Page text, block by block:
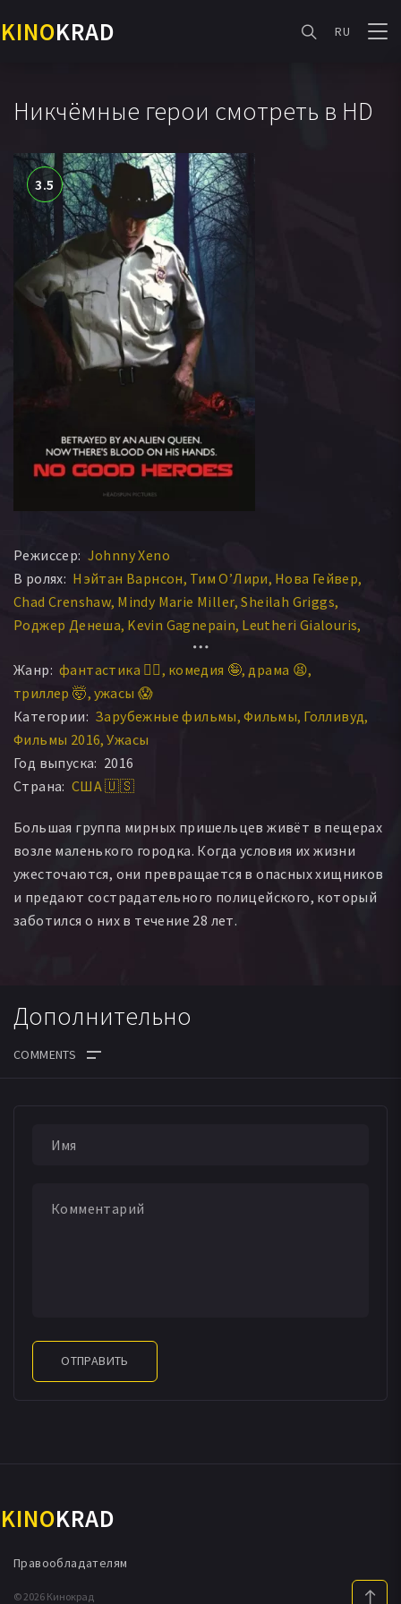
KINOKRAD RU
Никчёмные герои смотреть в HD
3.5
Режиссер: Johnny Xeno
В ролях: Нэйтан Варнсон Тим О’Лири Нова Гейвер
Chad Crenshaw Mindy Marie Miller Sheilah Griggs
Роджер Денеша Kevin Gagnepain Leutheri Gialouris
Ford Fanter
Бишоп Стивенс Эмма Ве Том Бивер
Джо Хаммерстоун Megan Newsham
Josh Castleberry Davis Lee DeRock Jr. David Katich
Джеки Манкер
Жанр: фантастика 🧙‍♀️ комедия 🤪 драма 😫
триллер 🤯 ужасы 😱
Категории: Зарубежные фильмы Фильмы Голливуд
Фильмы 2016 Ужасы
Год выпуска: 2016
Страна: США 🇺🇸
Большая группа мирных пришельцев живёт в пещерах
возле маленького городка. Когда условия их жизни
ужесточаются, они превращается в опасных хищников
и предают сострадательного полицейского, который
заботился о них в течение 28 лет.
Дополнительно
ОТПРАВИТЬ
KINOKRAD
© 2026 Кинокрад
Правообладателям